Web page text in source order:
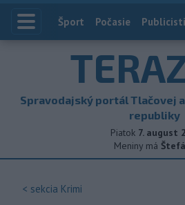
Index
Šport Počasie
Spravodajský portál Tlačovej
republiky
Piatok 7. august
Meniny má
< sekcia Krimi